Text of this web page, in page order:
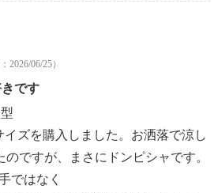
2026/06/25）
です
イズを購入しました。お洒落で涼し
ですが、まさにドンピシャです。
ではなく